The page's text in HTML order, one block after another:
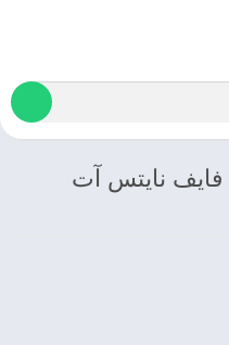
فايف نايتس آت